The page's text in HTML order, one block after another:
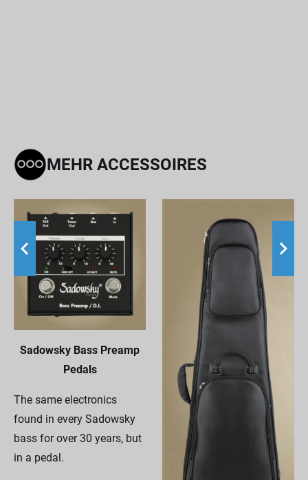
MEHR ACCESSOIRES
Sadowsky Bass Preamp
Pedals
The same electronics
found in every Sadowsky
bass for over 30 years, but
in a pedal.